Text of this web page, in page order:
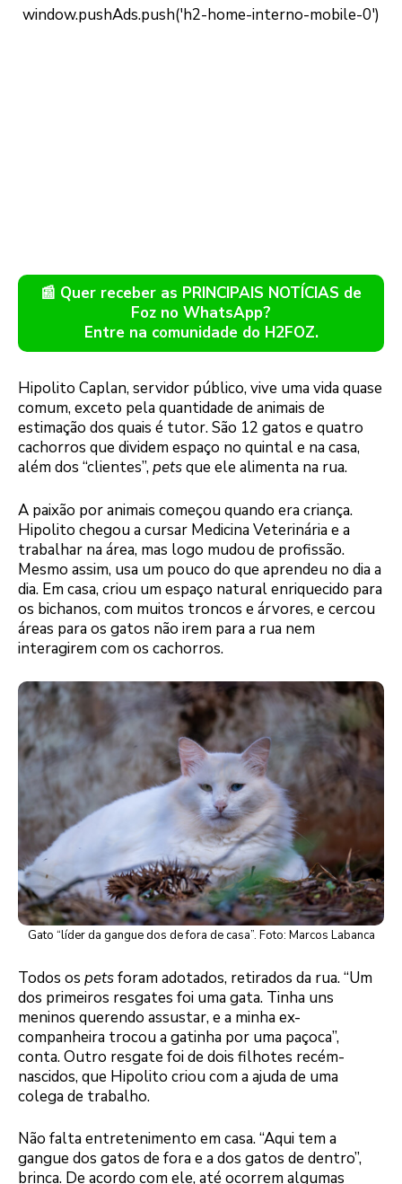
📰 Quer receber as PRINCIPAIS NOTÍCIAS de
Foz no WhatsApp?
Entre na comunidade do H2FOZ.
Hipolito Caplan, servidor público, vive uma vida quase
comum, exceto pela quantidade de animais de
estimação dos quais é tutor. São 12 gatos e quatro
cachorros que dividem espaço no quintal e na casa,
além dos “clientes”,petsque ele alimenta na rua.
A paixão por animais começou quando era criança.
Hipolito chegou a cursar Medicina Veterinária e a
trabalhar na área, mas logo mudou de profissão.
Mesmo assim, usa um pouco do que aprendeu no dia a
dia. Em casa, criou um espaço natural enriquecido para
os bichanos, com muitos troncos e árvores, e cercou
áreas para os gatos não irem para a rua nem
interagirem com os cachorros.
Gato “líder da gangue dos de fora de casa”. Foto: Marcos Labanca
Todos os petsforam adotados, retirados da rua. “Um
dos primeiros resgates foi uma gata. Tinha uns
meninos querendo assustar, e a minha ex-
companheira trocou a gatinha por uma paçoca”,
conta. Outro resgate foi de dois filhotes recém-
nascidos, que Hipolito criou com a ajuda de uma
colega de trabalho.
Não falta entretenimento em casa. “Aqui tem a
gangue dos gatos de fora e a dos gatos de dentro”,
brinca. De acordo com ele, até ocorrem algumas